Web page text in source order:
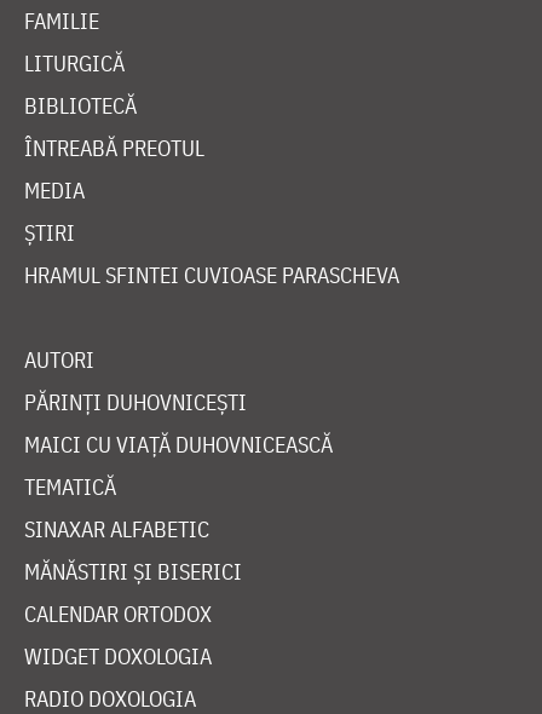
FAMILIE
LITURGICĂ
BIBLIOTECĂ
ÎNTREABĂ PREOTUL
MEDIA
ȘTIRI
HRAMUL SFINTEI CUVIOASE PARASCHEVA
AUTORI
PĂRINȚI DUHOVNICEȘTI
MAICI CU VIAȚĂ DUHOVNICEASCĂ
TEMATICĂ
SINAXAR ALFABETIC
MĂNĂSTIRI ȘI BISERICI
CALENDAR ORTODOX
WIDGET DOXOLOGIA
RADIO DOXOLOGIA